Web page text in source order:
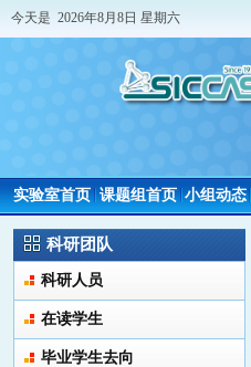
今天是 2026年8月8日 星期六
实验室首页 课题组首页 小组动态
科研团队
科研人员
在读学生
毕业学生去向